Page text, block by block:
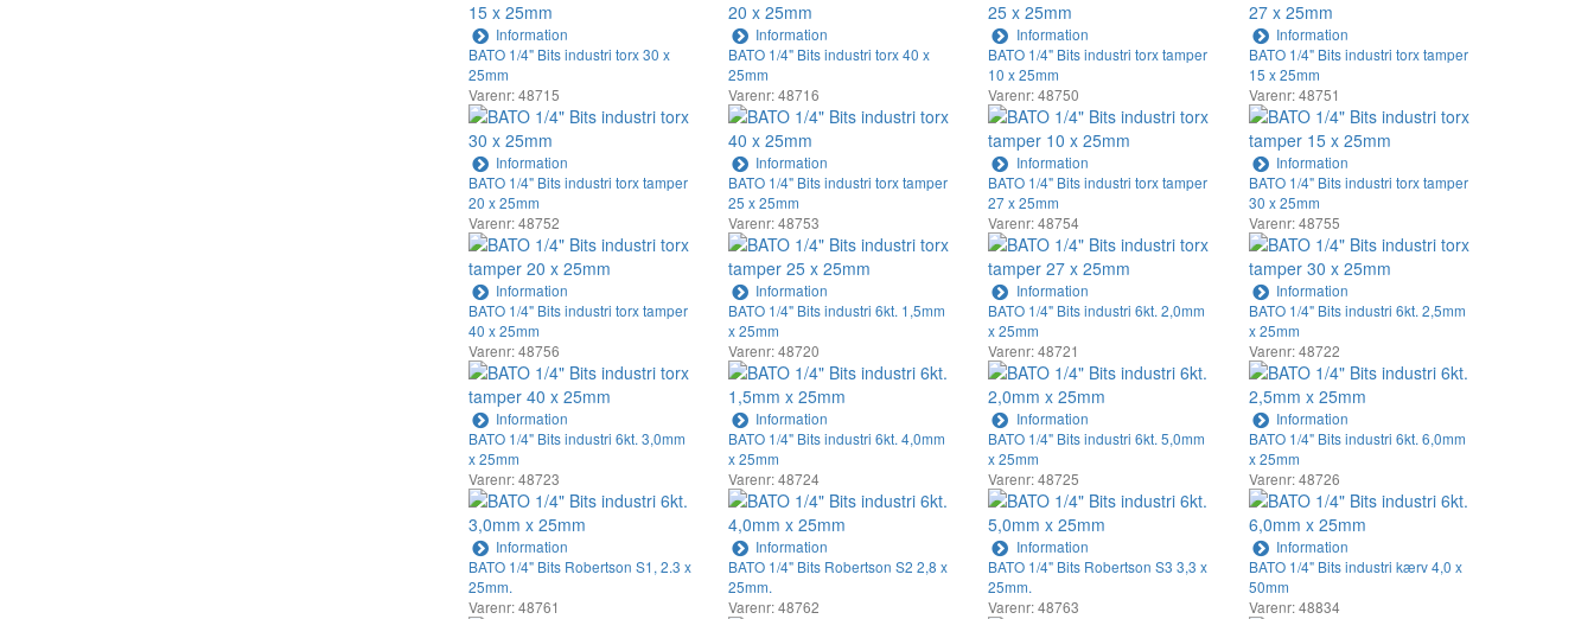
Information Information Information
Information
BATO 1/4" Bits industri torx 30 x
25mm
Varenr: 48715
Information
BATO 1/4" Bits industri torx 40 x
25mm
Varenr: 48716
Information
BATO 1/4" Bits industri torx tamper
10 x 25mm
Varenr: 48750
Information
BATO 1/4" Bits industri torx tamper
15 x 25mm
Varenr: 48751
Information
BATO 1/4" Bits industri torx tamper
20 x 25mm
Varenr: 48752
Information
BATO 1/4" Bits industri torx tamper
25 x 25mm
Varenr: 48753
Information
BATO 1/4" Bits industri torx tamper
27 x 25mm
Varenr: 48754
Information
BATO 1/4" Bits industri torx tamper
30 x 25mm
Varenr: 48755
Information
BATO 1/4" Bits industri torx tamper
40 x 25mm
Varenr: 48756
Information
BATO 1/4" Bits industri 6kt. 1,5mm
x 25mm
Varenr: 48720
Information
BATO 1/4" Bits industri 6kt. 2,0mm
x 25mm
Varenr: 48721
Information
BATO 1/4" Bits industri 6kt. 2,5mm
x 25mm
Varenr: 48722
Information
BATO 1/4" Bits industri 6kt. 3,0mm
x 25mm
Varenr: 48723
Information
BATO 1/4" Bits industri 6kt. 4,0mm
x 25mm
Varenr: 48724
Information
BATO 1/4" Bits industri 6kt. 5,0mm
x 25mm
Varenr: 48725
Information
BATO 1/4" Bits industri 6kt. 6,0mm
x 25mm
Varenr: 48726
Information
BATO 1/4" Bits Robertson S1, 2.3 x
25mm.
Varenr: 48761
BATO 1/4" Bits Robertson S2 2,8 x
25mm.
Varenr: 48762
BATO 1/4" Bits Robertson S3 3,3 x
25mm.
Varenr: 48763
BATO 1/4" Bits industri kærv 4,0 x
50mm
Varenr: 48834